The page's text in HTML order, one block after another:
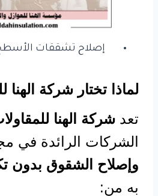
إصلاح تشققات
لماذا تختار شركة الهنا
تعد شركة الهنا
الشركات الرائدة في
وإصلاح الشقوق بدون
به من: